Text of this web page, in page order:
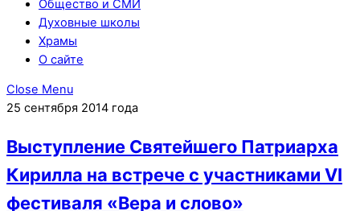
Общество и СМИ
Духовные школы
Храмы
О сайте
Close Menu
25 сентября 2014 года
Выступление Святейшего Патриарха
Кирилла на встрече с участниками VI
фестиваля «Вера и слово»